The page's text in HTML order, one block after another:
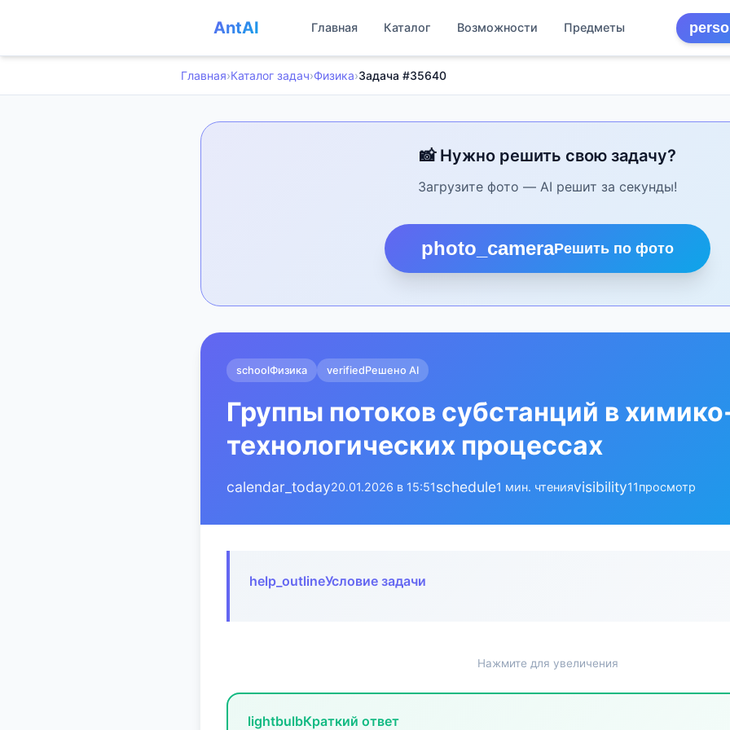
AntAI Главная Каталог Возможности Предметы
Главная›Каталог задач›Физика›Задача #35640
📸 Нужно решить свою задачу?
Загрузите фото — AI решит за секунды!
photo_cameraРешить по фото
schoolФизика verifiedРешено AI
Группы потоков субстанций в
технологических процессах
calendar_today20.01.2026 в 15:51schedule1 мин. чтенияvisibility11просмотр
help_outlineУсловие задачи
Нажмите для увеличения
lightbulbКраткий ответ